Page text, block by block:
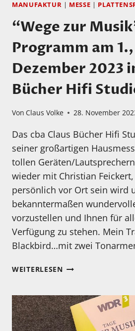
MANUFAKTUR | MESSE |
“Wege zur
Programm am
Dezember 2023
Bücher Hifi
Von Claus Volke 28. November
Das cba Claus Bücher Hifi
seiner großartigen
tollen Geräten/
wieder mit Christian
persönlich vor Ort sein wird
bekanntermaßen
vorzustellen und Ihnen für
Verfügung zu stehen. Mein
Blackbird…mit zwei
WEITERLESEN“WEGE
DAS
PROGRAMM
AM